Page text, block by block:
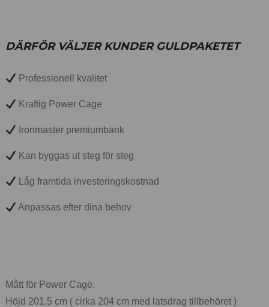
DÄRFÖR VÄLJER KUNDER GULDPAKETET
Professionell kvalitet
Kraftig Power Cage
Ironmaster premiumbänk
Kan byggas ut steg för steg
Låg framtida investeringskostnad
Anpassas efter dina behov
Mått för Power Cage,
Höjd 201,5 cm ( cirka 204 cm med latsdrag tillbehöret )